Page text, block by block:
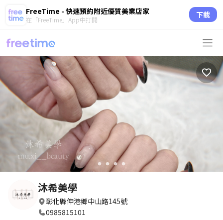
FreeTime - 快速預約附近優質美業店家
在「FreeTime」App中打開 下載
circle circle circle circle
沐希美學
彰化縣伸港鄉中山路145號
0985815101